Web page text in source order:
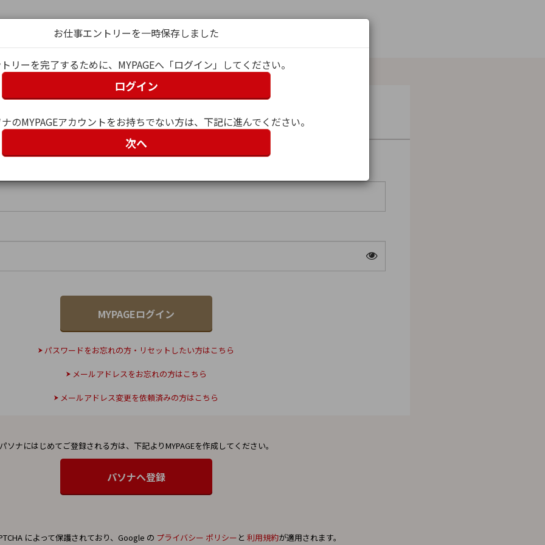
ン
）
パスワードをお忘れの方・リセットしたい方はこちら
メールアドレスをお忘れの方はこちら
メールアドレス変更を依頼済みの方はこちら
パソナにはじめてご登録される方は、 下記よりMYPAGEを作成してください。
によって保護されており、Google の プライバシー ポリシー と 利用規約が適用されます。
お仕事エントリーを一時保存しました
リーを完了するために、MYPAGEへ「ログイン」してください。
ログイン
のMYPAGEアカウントをお持ちでない方は、下記に進んでください。
次へ